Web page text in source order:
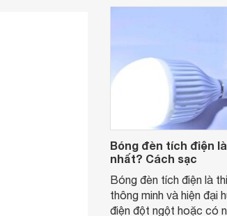
Bóng đèn tích điện
nhất? Cách sạc
Bóng đèn tích điện là
thông minh và hiện đại
điện đột ngột hoặc có